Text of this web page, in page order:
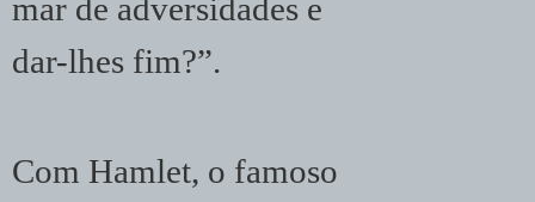
mar de adversidades e
dar-lhes fim?”.
Com Hamlet, o famoso